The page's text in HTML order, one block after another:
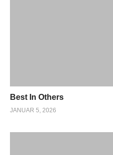
Best In Others
JANUAR 5, 2026